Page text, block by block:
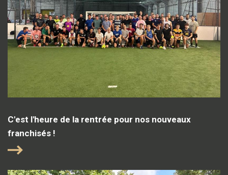
C'est l'heure de la rentrée pour nos nouveaux
franchisés !